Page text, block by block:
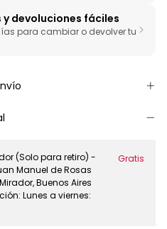
y devoluciones fáciles
para cambiar o devolver tu
(Solo para retiro) -
Manuel de Rosas
Buenos Aires
Lunes a viernes:
Gratis